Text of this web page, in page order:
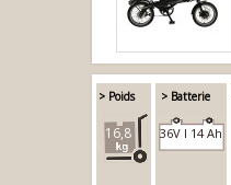
> Poids
16,8
> Batterie
36V I 14 Ah